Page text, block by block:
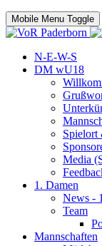
Mobile Menu Toggle
N-E-W-S
DM wU18
Spielort
Media
1. Damen
News -
Team
Mannschaften